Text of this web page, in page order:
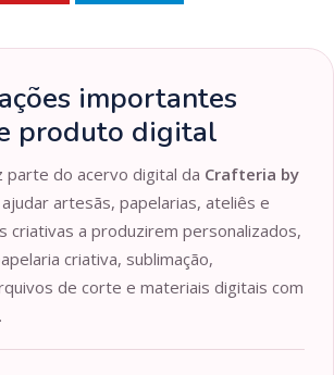
importantes
produto digital
parte do acervo digital da Crafteria by
artesãs, papelarias, ateliês e
criativas a produzirem personalizados,
criativa, sublimação,
de corte e materiais digitais com